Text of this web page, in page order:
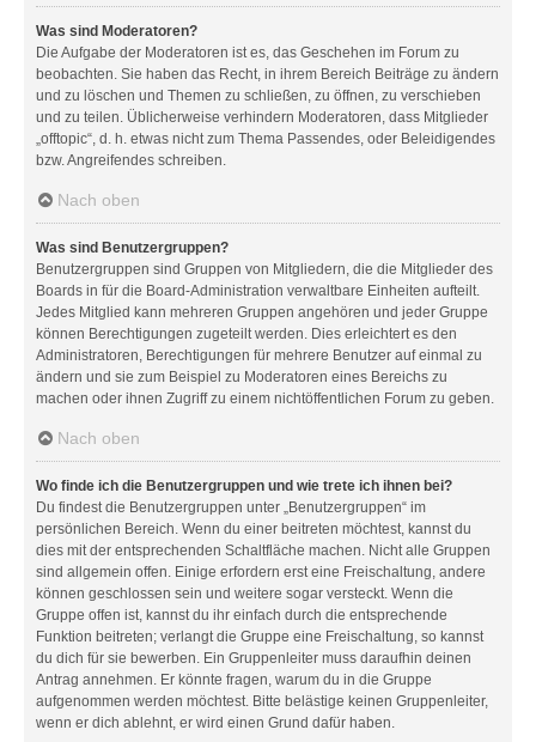
Was sind Moderatoren?
Die Aufgabe der Moderatoren ist es, das Geschehen im Forum zu
beobachten. Sie haben das Recht, in ihrem Bereich Beiträge zu ändern
und zu löschen und Themen zu schließen, zu öffnen, zu verschieben
und zu teilen. Üblicherweise verhindern Moderatoren, dass Mitglieder
„offtopic“, d. h. etwas nicht zum Thema Passendes, oder Beleidigendes
bzw. Angreifendes schreiben.
Nach oben
Was sind Benutzergruppen?
Benutzergruppen sind Gruppen von Mitgliedern, die die Mitglieder des
Boards in für die Board-Administration verwaltbare Einheiten aufteilt.
Jedes Mitglied kann mehreren Gruppen angehören und jeder Gruppe
können Berechtigungen zugeteilt werden. Dies erleichtert es den
Administratoren, Berechtigungen für mehrere Benutzer auf einmal zu
ändern und sie zum Beispiel zu Moderatoren eines Bereichs zu
machen oder ihnen Zugriff zu einem nichtöffentlichen Forum zu geben.
Nach oben
Wo finde ich die Benutzergruppen und wie trete ich ihnen bei?
Du findest die Benutzergruppen unter „Benutzergruppen“ im
persönlichen Bereich. Wenn du einer beitreten möchtest, kannst du
dies mit der entsprechenden Schaltfläche machen. Nicht alle Gruppen
sind allgemein offen. Einige erfordern erst eine Freischaltung, andere
können geschlossen sein und weitere sogar versteckt. Wenn die
Gruppe offen ist, kannst du ihr einfach durch die entsprechende
Funktion beitreten; verlangt die Gruppe eine Freischaltung, so kannst
du dich für sie bewerben. Ein Gruppenleiter muss daraufhin deinen
Antrag annehmen. Er könnte fragen, warum du in die Gruppe
aufgenommen werden möchtest. Bitte belästige keinen Gruppenleiter,
wenn er dich ablehnt, er wird einen Grund dafür haben.